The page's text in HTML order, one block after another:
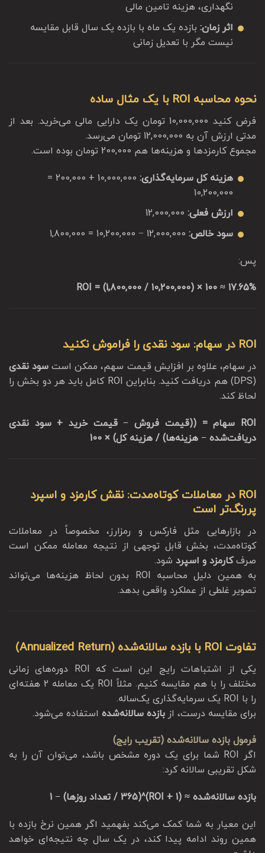
نگهداری، هزینه تامین مالی
اثر زمان:بازده یک ماه با بازده یک سال قابل مقایسه
نیست مگر با تعدیل زمانی
نحوه محاسبه ROI با یک مثال ساده
فرض کنید 10,000,000 تومان یک دارایی مالی می‌خرید. بعد از
مدتی ارزش آن به 12,000,000 تومان می‌رسد.
مجموع کارمزدها و هزینه‌ها هم 200,000 تومان بوده است.
هزینه کل سرمایه‌گذاری:
10,000,000 + 200,000 =
10,200,000
ارزش فعلی:12,000,000
سود خالص:12,000,000 − 10,200,000 = 1,800,000
پس:
ROI = (1,800,000 / 10,200,000) × 100 ≈ 17.65%
ROI در سهام: سود نقدی را فراموش نکنید
در سهام، علاوه بر افزایش قیمت سهم، ممکن است سود نقدی
(DPS) هم دریافت کنید. بنابراین ROI کامل باید هر دو بخش را
لحاظ کند.
ROI سهام = ((قیمت فروش − قیمت خرید + سود نقدی
دریافت‌شده − هزینه‌ها) / هزینه کل) × 100
ROI در معاملات کوتاه‌مدت: نقش کارمزد و اسپرد
پررنگ‌تر است
در بازارهایی مثل فارکس و رمزارز، مخصوصاً در معاملات
کوتاه‌مدت، بخش قابل توجهی از نتیجه معامله ممکن است
صرفکارمزد و اسپرد شود.
به همین دلیل محاسبه ROI بدون لحاظ هزینه‌ها می‌تواند
تصویر غلطی از عملکرد واقعی بدهد.
تفاوت ROI با بازده سالانه‌شده (Annualized Return)
یکی از اشتباهات رایج این است که ROI دوره‌های زمانی
مختلف را با هم مقایسه کنیم. مثلاً ROI یک معامله 2 هفته‌ای
را با ROI یک سرمایه‌گذاری یک‌ساله.
برای مقایسه درست، از بازده سالانه‌شده استفاده می‌شود.
فرمول بازده سالانه‌شده (تقریب رایج)
اگر ROI شما برای یک دوره مشخص باشد، می‌توان آن را به
شکل تقریبی سالانه کرد:
بازده سالانه‌شده ≈ (1 + ROI)^(365 / تعداد روزها) − 1
این معیار به شما کمک می‌کند بفهمید اگر همین نرخ بازده با
همین روند ادامه پیدا کند، در یک سال چه نتیجه‌ای خواهد